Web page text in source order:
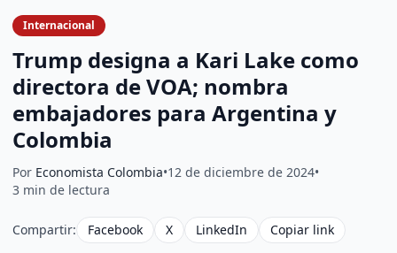
Internacional
Trump designa a Kari Lake como
directora de VOA; nombra
embajadores para Argentina y
Colombia
Por Economista Colombia•12 de diciembre de 2024•
3 min de lectura
Compartir: Facebook X LinkedIn Copiar link